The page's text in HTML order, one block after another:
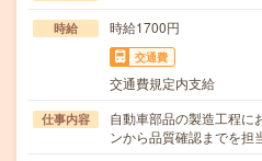
時給 時給1700円
交通費
交通費規定内支給
仕事内容
自動車部品の製造工程に
ンから品質確認までを